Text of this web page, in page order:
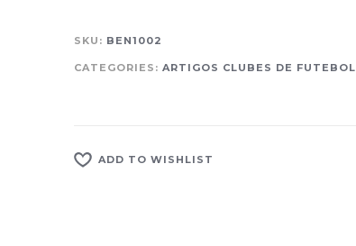
SKU: BEN1002
CATEGORIES: ARTIGOS CLUBES DE FUTEBOL
ADD TO WISHLIST